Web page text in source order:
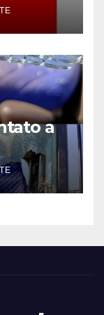
per
nei
a